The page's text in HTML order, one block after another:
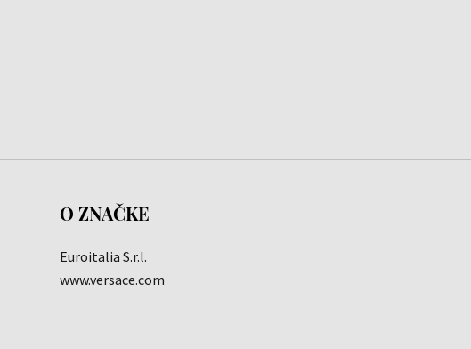
O ZNAČKE
Euroitalia S.r.l.
www.versace.com